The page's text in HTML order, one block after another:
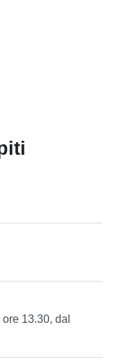
13.30, dal